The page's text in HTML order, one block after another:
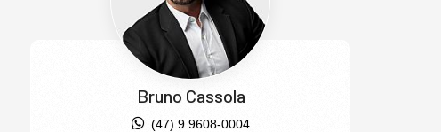
Bruno Cassola
(47) 9.9608-0004